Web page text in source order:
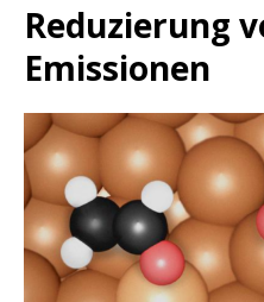
Reduzierung
Emissionen